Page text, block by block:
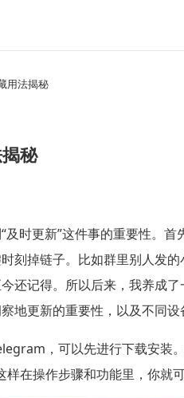
用法揭秘
秘
时更新”这件事的重要性。
刻掉链子。比如群里别人发
还记得。所以后来，我养成
地更新的重要性，以及不同设
，可以先进行下载安装。
样在操作步骤和功能里，你就